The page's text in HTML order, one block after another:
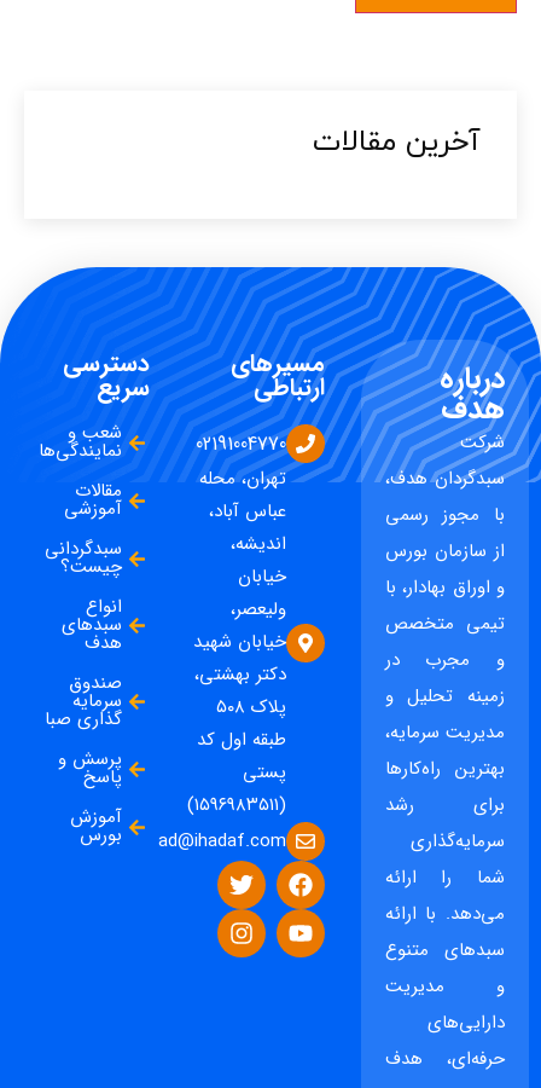
آخرین مقالات​
درباره
هدف
شرکت
سبدگردان هدف،
با مجوز رسمی
از سازمان بورس
و اوراق بهادار، با
تیمی متخصص
و مجرب در
زمینه تحلیل و
مدیریت سرمایه،
بهترین راه‌کارها
برای رشد
سرمایه‌گذاری
شما را ارائه
می‌دهد. با ارائه
سبدهای متنوع
و مدیریت
دارایی‌های
حرفه‌ای، هدف
مسیرهای
ارتباطی
02191004770
تهران، محله
عباس آباد،
اندیشه،
خیابان
ولیعصر،
خیابان شهید
دکتر بهشتی،
پلاک ۵۰۸
طبقه اول کد
پستی
(۱۵۹۶۹۸۳۵۱۱)
ad@ihadaf.com
دسترسی
سریع
شعب و
نمایندگی‌ها
مقالات
آموزشی
سبدگردانی
چیست؟
انواع
سبدهای
هدف
صندوق
سرمایه
گذاری صبا
پرسش و
پاسخ
آموزش
بورس